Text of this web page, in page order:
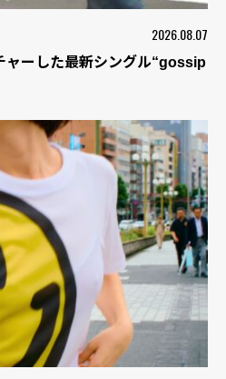
2026.08.07
ーした最新シングル“gossip